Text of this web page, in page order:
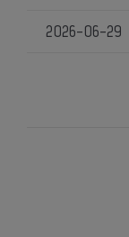
2026-06-29